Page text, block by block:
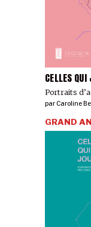
CELLES QUI
Portraits
parCaroline
GRAND